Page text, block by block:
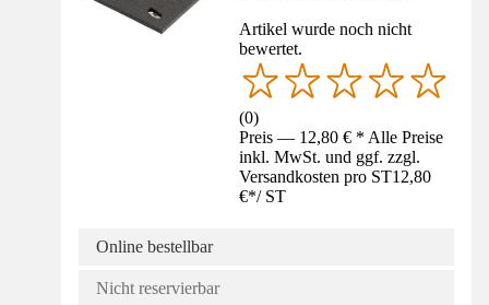
Artikel wurde noch nicht
bewertet.
(0)
Preis — 12,80 € * Alle Preise
inkl. MwSt. und ggf. zzgl.
Versandkosten pro ST12,80
€*/ ST
Online bestellbar
Nicht reservierbar